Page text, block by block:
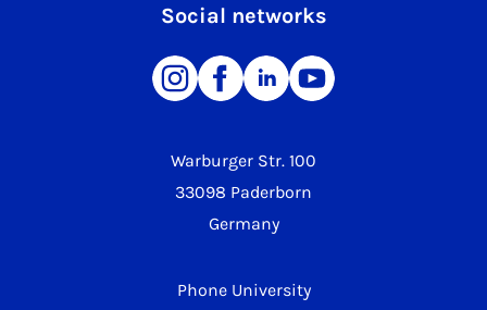
Warburger Str. 100
33098 Paderborn
Germany
Phone University
Social networks